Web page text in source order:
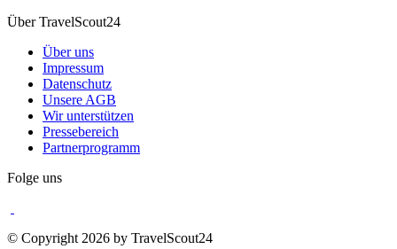
Über TravelScout24
Über uns
Impressum
Datenschutz
Unsere AGB
Wir unterstützen
Pressebereich
Partnerprogramm
Folge uns
© Copyright 2026 by TravelScout24